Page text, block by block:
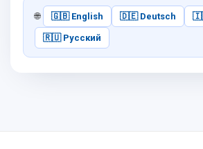
🌐 🇬🇧 English 🇩🇪 Deutsch
🇷🇺 Русский